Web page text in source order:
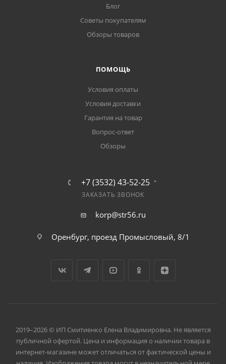
Блог
Советы покупателям
Обзоры товаров
ПОМОЩЬ
Условия оплаты
Условия доставки
Гарантия на товар
Вопрос-ответ
Обзоры
+7 (3532) 43-52-25
ЗАКАЗАТЬ ЗВОНОК
korp@str56.ru
Оренбург, проезд Промысловый, 8/1
2019–2026 © ИП Смитиенко Елена Владимировна. Не является
публичной офертой. Цена и информация о наличии товара в
интернет-магазине может отличаться от фактической цены и